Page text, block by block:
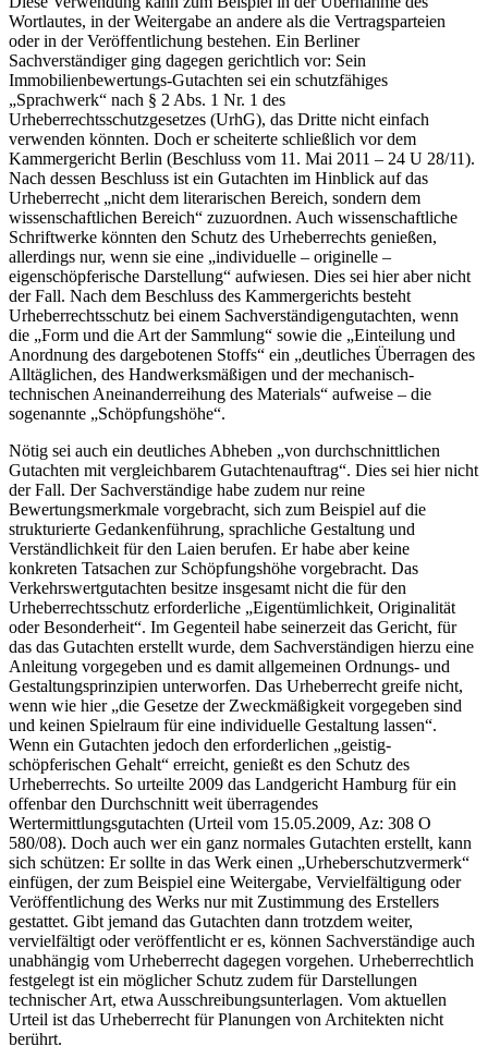
Wortlautes, in der Weitergabe an andere als die Vertragsparteien
oder in der Veröffentlichung bestehen. Ein Berliner
Sachverständiger ging dagegen gerichtlich vor: Sein
Immobilienbewertungs-Gutachten sei ein schutzfähiges
„Sprachwerk“ nach § 2 Abs. 1 Nr. 1 des
Urheberrechtsschutzgesetzes (UrhG), das Dritte nicht einfach
verwenden könnten. Doch er scheiterte schließlich vor dem
Kammergericht Berlin (Beschluss vom 11. Mai 2011 – 24 U 28/11).
Nach dessen Beschluss ist ein Gutachten im Hinblick auf das
Urheberrecht „nicht dem literarischen Bereich, sondern dem
wissenschaftlichen Bereich“ zuzuordnen. Auch wissenschaftliche
Schriftwerke könnten den Schutz des Urheberrechts genießen,
allerdings nur, wenn sie eine „individuelle – originelle –
eigenschöpferische Darstellung“ aufwiesen. Dies sei hier aber nicht
der Fall. Nach dem Beschluss des Kammergerichts besteht
Urheberrechtsschutz bei einem Sachverständigengutachten, wenn
die „Form und die Art der Sammlung“ sowie die „Einteilung und
Anordnung des dargebotenen Stoffs“ ein „deutliches Überragen des
Alltäglichen, des Handwerksmäßigen und der mechanisch-
technischen Aneinanderreihung des Materials“ aufweise – die
sogenannte „Schöpfungshöhe“.
Nötig sei auch ein deutliches Abheben „von durchschnittlichen
Gutachten mit vergleichbarem Gutachtenauftrag“. Dies sei hier nicht
der Fall. Der Sachverständige habe zudem nur reine
Bewertungsmerkmale vorgebracht, sich zum Beispiel auf die
strukturierte Gedankenführung, sprachliche Gestaltung und
Verständlichkeit für den Laien berufen. Er habe aber keine
konkreten Tatsachen zur Schöpfungshöhe vorgebracht. Das
Verkehrswertgutachten besitze insgesamt nicht die für den
Urheberrechtsschutz erforderliche „Eigentümlichkeit, Originalität
oder Besonderheit“. Im Gegenteil habe seinerzeit das Gericht, für
das das Gutachten erstellt wurde, dem Sachverständigen hierzu eine
Anleitung vorgegeben und es damit allgemeinen Ordnungs- und
Gestaltungsprinzipien unterworfen. Das Urheberrecht greife nicht,
wenn wie hier „die Gesetze der Zweckmäßigkeit vorgegeben sind
und keinen Spielraum für eine individuelle Gestaltung lassen“.
Wenn ein Gutachten jedoch den erforderlichen „geistig-
schöpferischen Gehalt“ erreicht, genießt es den Schutz des
Urheberrechts. So urteilte 2009 das Landgericht Hamburg für ein
offenbar den Durchschnitt weit überragendes
Wertermittlungsgutachten (Urteil vom 15.05.2009, Az: 308 O
580/08). Doch auch wer ein ganz normales Gutachten erstellt, kann
sich schützen: Er sollte in das Werk einen „Urheberschutzvermerk“
einfügen, der zum Beispiel eine Weitergabe, Vervielfältigung oder
Veröffentlichung des Werks nur mit Zustimmung des Erstellers
gestattet. Gibt jemand das Gutachten dann trotzdem weiter,
vervielfältigt oder veröffentlicht er es, können Sachverständige auch
unabhängig vom Urheberrecht dagegen vorgehen. Urheberrechtlich
festgelegt ist ein möglicher Schutz zudem für Darstellungen
technischer Art, etwa Ausschreibungsunterlagen. Vom aktuellen
Urteil ist das Urheberrecht für Planungen von Architekten nicht
berührt.